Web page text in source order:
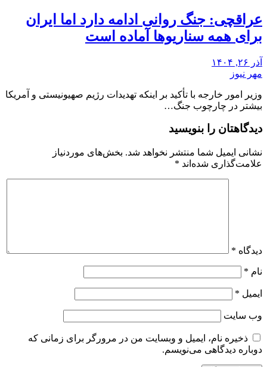
عراقچی: جنگ روانی ادامه دارد اما ایران
برای همه سناریوها آماده است
آذر ۲۶, ۱۴۰۴
مهر نیوز
وزیر امور خارجه با تأکید بر اینکه تهدیدات رژیم صهیونیستی و آمریکا
بیشتر در چارچوب جنگ…
دیدگاهتان را بنویسید
نشانی ایمیل شما منتشر نخواهد شد. بخش‌های موردنیاز
علامت‌گذاری شده‌اند *
دیدگاه *
نام *
ایمیل *
وب‌ سایت
ذخیره نام، ایمیل و وبسایت من در مرورگر برای زمانی که
دوباره دیدگاهی می‌نویسم.